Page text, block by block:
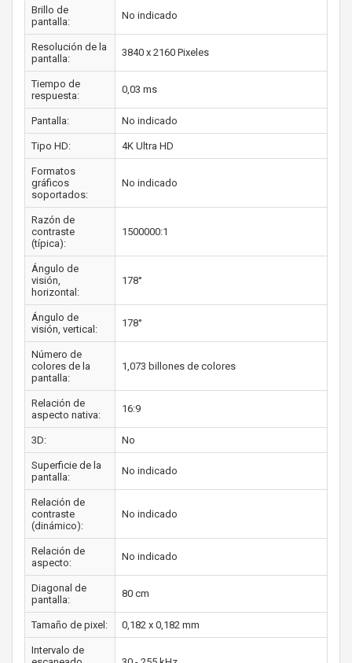
Brillo de
pantalla:
No indicado
Resolución de la
pantalla:
3840 x 2160 Pixeles
Tiempo de
respuesta:
0,03 ms
Pantalla: No indicado
Tipo HD: 4K Ultra HD
Formatos
gráficos
soportados:
No indicado
Razón de
contraste
(típica):
1500000:1
Ángulo de
visión,
horizontal:
178°
Ángulo de
visión, vertical:
178°
Número de
colores de la
pantalla:
1,073 billones de colores
Relación de
aspecto nativa:
16:9
3D: No
Superficie de la
pantalla:
No indicado
Relación de
contraste
(dinámico):
No indicado
Relación de
aspecto:
No indicado
Diagonal de
pantalla:
80 cm
Tamaño de pixel: 0,182 x 0,182 mm
Intervalo de